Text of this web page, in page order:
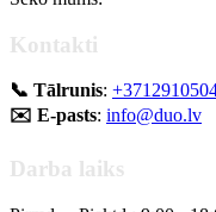
Kontakti
📞 Tālrunis:
✉️ E-pasts: info@duo.lv
Darba laiks